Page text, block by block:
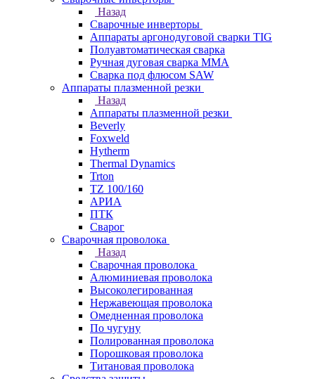
Назад
Сварочные инверторы
Аппараты аргонодуговой сварки TIG
Полуавтоматическая сварка
Ручная дуговая сварка MMA
Сварка под флюсом SAW
Аппараты плазменной резки
Назад
Аппараты плазменной резки
Beverly
Foxweld
Hytherm
Thermal Dynamics
Trton
TZ 100/160
АРИА
ПТК
Сварог
Сварочная проволока
Назад
Сварочная проволока
Алюминиевая проволока
Высоколегированная
Нержавеющая проволока
Омедненная проволока
По чугуну
Полированная проволока
Порошковая проволока
Титановая проволока